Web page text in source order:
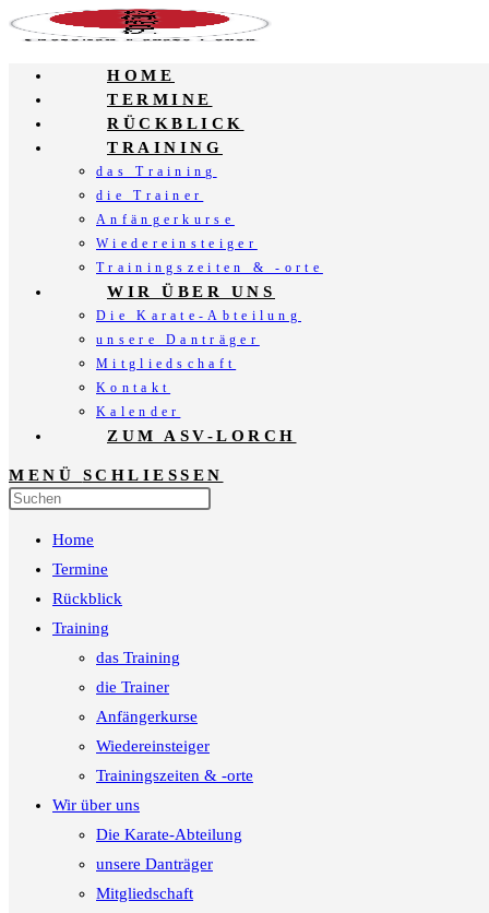
Zum
Inhalt
HOME
TERMINE
RÜCKBLICK
TRAINING
das Training
die Trainer
Anfängerkurse
Wiedereinsteiger
Trainingszeiten & -orte
WIR ÜBER UNS
Die Karate-Abteilung
unsere Danträger
Mitgliedschaft
Kontakt
Kalender
ZUM ASV-LORCH
MENÜ SCHLIESSEN
Home
Termine
Rückblick
Training
das Training
die Trainer
Anfängerkurse
Wiedereinsteiger
Trainingszeiten & -orte
Wir über uns
Die Karate-Abteilung
unsere Danträger
Mitgliedschaft